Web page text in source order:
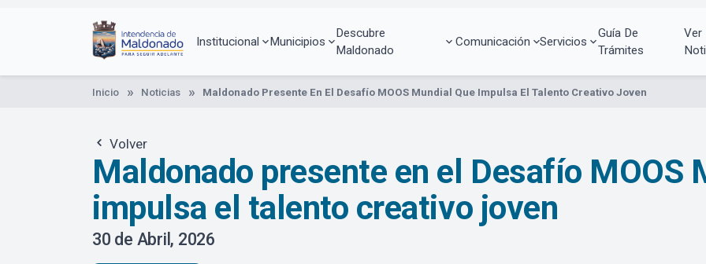
Institucional Municipios
Descubre
Maldonado
Comunicación Servicios
Guía De
Trámites
Ver
Inicio Noticias Maldonado Presente En El Desafío MOOS Mundial Que Impulsa El Talento Creativo Joven
Volver
Maldonado presente en el Desafío MOOS
impulsa el talento creativo joven
30 de Abril, 2026